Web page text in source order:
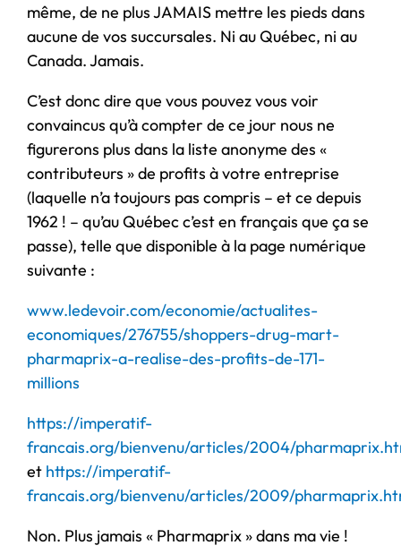
même, de ne plus JAMAIS mettre les pieds dans
aucune de vos succursales. Ni au Québec, ni au
Canada. Jamais.
C’est donc dire que vous pouvez vous voir
convaincus qu’à compter de ce jour nous ne
figurerons plus dans la liste anonyme des «
contributeurs » de profits à votre entreprise
(laquelle n’a toujours pas compris – et ce depuis
1962 ! – qu’au Québec c’est en français que ça se
passe), telle que disponible à la page numérique
suivante :
www.ledevoir.com/economie/actualites-
economiques/276755/shoppers-drug-mart-
pharmaprix-a-realise-des-profits-de-171-
millions
https://imperatif-
francais.org/bienvenu/articles/2004/
et https://imperatif-
francais.org/bienvenu/articles/2009/
Non. Plus jamais « Pharmaprix » dans ma vie !